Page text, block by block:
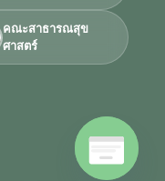
คณะสาธารณสุข
ศาสตร์